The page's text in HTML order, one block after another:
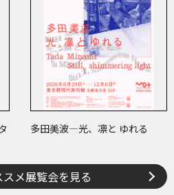
多田美波―光、凛と ゆれる
メ展覧会を見る